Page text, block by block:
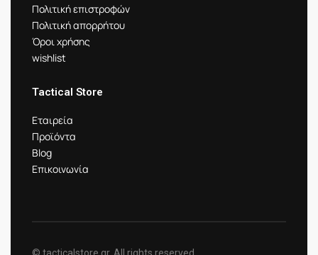
Πολιτική επιστροφών
Πολιτική απορρήτου
Όροι χρήσης
wishlist
Tactical Store
Εταιρεία
Προϊόντα
Blog
Επικοινωνία
© tacticalstore.gr. All rights reserved.